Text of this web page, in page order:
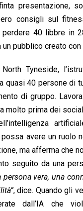
presentazione,
consigli sul
40 libbre in
pubblico creato con
Tyneside,
quasi 40 persone di
di gruppo.
molto prima dei
possa avere un ruolo
ma afferma che
seguito da una
persona vera, una
, dice. Quando gli
dall’IA che